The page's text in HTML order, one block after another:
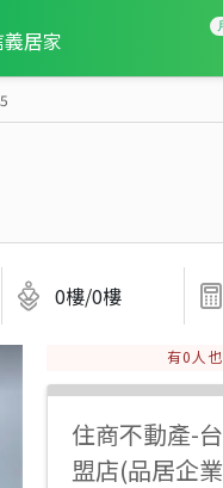
義居家
0樓/0樓
有0 人
住商不動產-
盟店(品居企